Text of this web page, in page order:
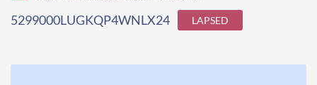
5299000LUGKQP4WNLX24 LAPSED